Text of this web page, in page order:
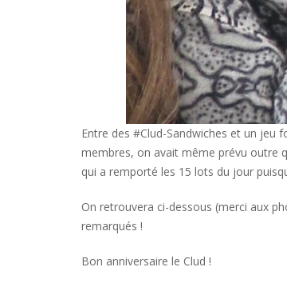
Entre des #Clud-Sandwiches et un jeu
membres, on avait même prévu outre
qui a remporté les 15 lots du jour
On retrouvera ci-dessous (merci aux
remarqués !
Bon anniversaire le Clud !